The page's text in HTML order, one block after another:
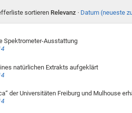
sortieren Relevanz · Datum (neueste
Spektrometer-Ausstattung
natürlichen Extrakts aufgeklärt
der Universitäten Freiburg und Mulhouse